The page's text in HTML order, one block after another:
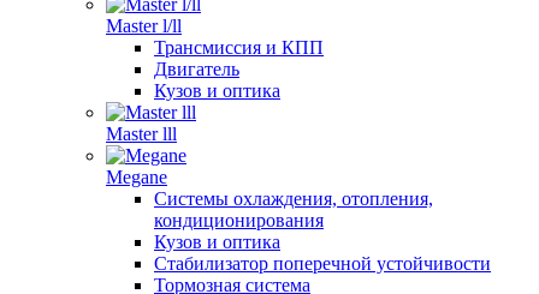
Master l/ll
Трансмиссия и КПП
Двигатель
Кузов и оптика
Master lll
Megane
Системы охлаждения, отопления,
кондиционирования
Кузов и оптика
Стабилизатор поперечной устойчивости
Тормозная система